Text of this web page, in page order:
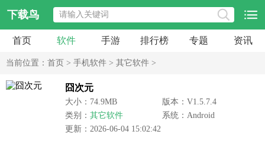
下载鸟
首页 软件 手游 排行榜 专题 资讯
当前位置： 首页 > 手机软件 > 其它软件 >
囧次元
大小：74.9MB
版本：V1.5.7.4
类别： 其它软件
系统：Android
更新：2026-06-04 15:02:42